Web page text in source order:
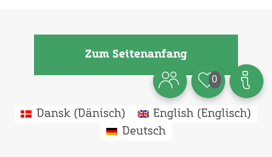
Zum Seitenanfang
0
Dansk( Dänisch) English( Englisch)
Deutsch